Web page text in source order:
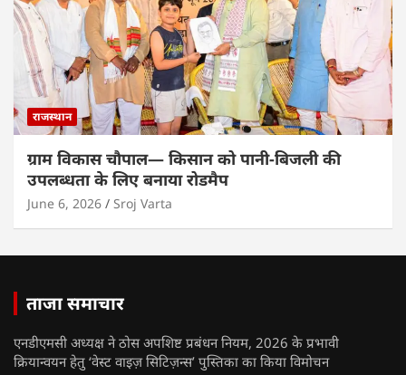
राजस्थान
ग्राम विकास चौपाल— किसान को पानी-बिजली की
उपलब्धता के लिए बनाया रोडमैप
June 6, 2026 Sroj Varta
ताजा समाचार
एनडीएमसी अध्यक्ष ने ठोस अपशिष्ट प्रबंधन नियम, 2026 के प्रभावी
क्रियान्वयन हेतु ‘वेस्ट वाइज़ सिटिज़न्स’ पुस्तिका का किया विमोचन